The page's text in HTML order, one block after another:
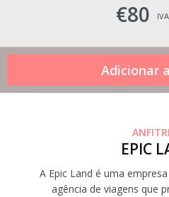
€80
EPIC
A Epic Land é uma
agência de viagens que